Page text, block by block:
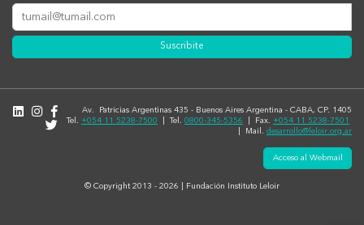
Suscribite
Av. Patricias Argentinas 435 - Buenos Aires Argentina - CABA, CP. 1405
Tel. +054 11 5238-7500 | Tel. 0800-345-5356 | Fax. +054 11 5238-7501
| Mail. desarrollo@leloir.org.ar
Acceso al Webmail
© Copyright 2013 - 2026 | Fundación Instituto Leloir